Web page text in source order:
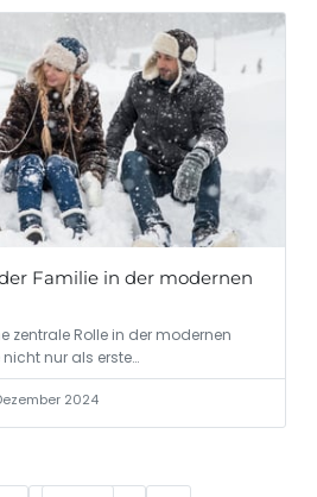
Familie in der modernen
zentrale Rolle in der modernen
nur als erste…
2024